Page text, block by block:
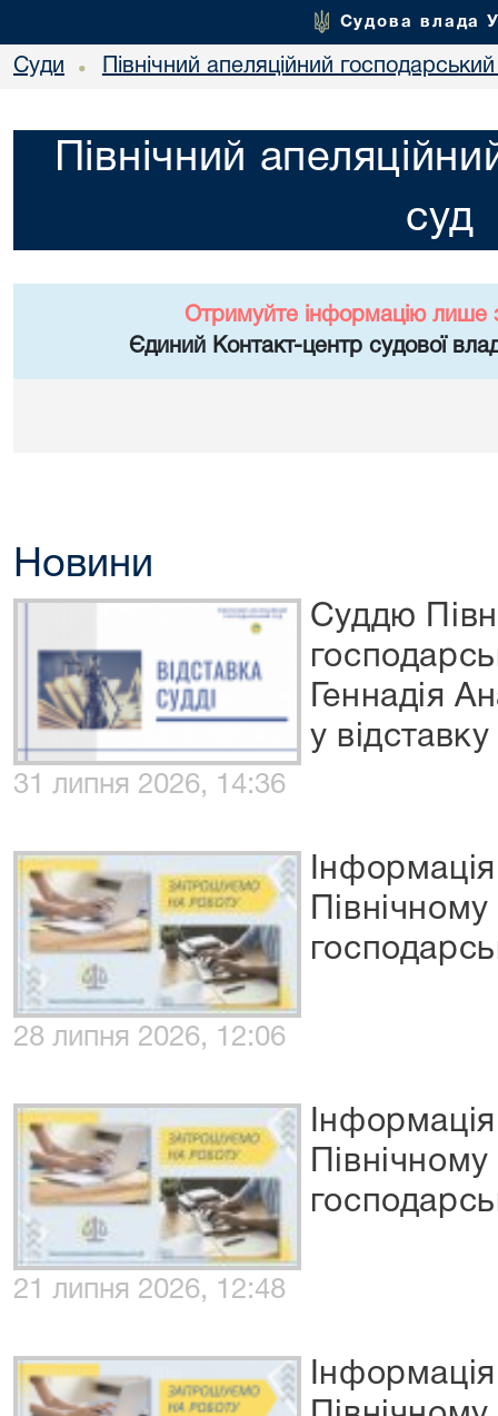
Судова влада
Суди • Північний апеляційний
Північний
суд
Отримуйте інформацію лише
Єдиний Контакт-центр судової
Новини
Суддю
Геннадія
у відставку
31 липня 2026, 14:36
28 липня 2026, 12:06
21 липня 2026, 12:48